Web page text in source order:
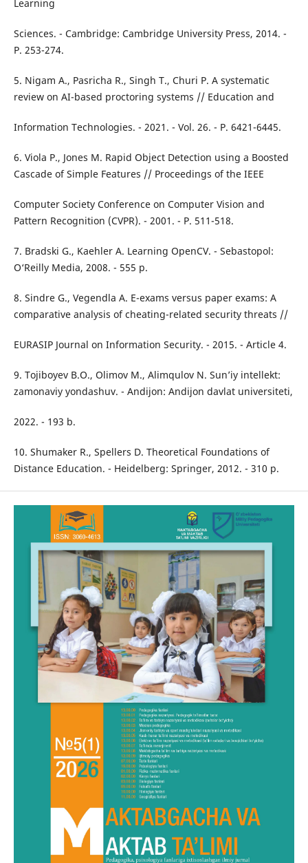
Learning
Sciences. - Cambridge: Cambridge University Press, 2014. -
P. 253-274.
5. Nigam A., Pasricha R., Singh T., Churi P. A systematic
review on AI-based proctoring systems // Education and
Information Technologies. - 2021. - Vol. 26. - P. 6421-6445.
6. Viola P., Jones M. Rapid Object Detection using a Boosted
Cascade of Simple Features // Proceedings of the IEEE
Computer Society Conference on Computer Vision and
Pattern Recognition (CVPR). - 2001. - P. 511-518.
7. Bradski G., Kaehler A. Learning OpenCV. - Sebastopol:
O‘Reilly Media, 2008. - 555 p.
8. Sindre G., Vegendla A. E-exams versus paper exams: A
comparative analysis of cheating-related security threats //
EURASIP Journal on Information Security. - 2015. - Article 4.
9. Tojiboyev B.O., Olimov M., Alimqulov N. Sun’iy intellekt:
zamonaviy yondashuv. - Andijon: Andijon davlat universiteti,
2022. - 193 b.
10. Shumaker R., Spellers D. Theoretical Foundations of
Distance Education. - Heidelberg: Springer, 2012. - 310 p.